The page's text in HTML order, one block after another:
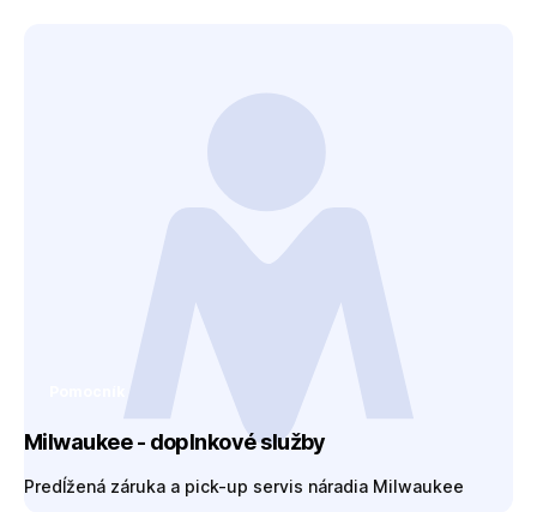
Milwaukee - doplnkové služby
Predĺžená záruka a pick-up servis náradia Milwaukee